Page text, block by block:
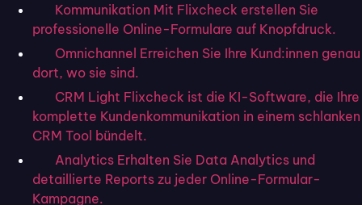
Kommunikation Mit Flixcheck erstellen Sie
professionelle Online-Formulare auf Knopfdruck.
Omnichannel Erreichen Sie Ihre Kund:innen genau
dort, wo sie sind.
CRM Light Flixcheck ist die KI-Software, die Ihre
komplette Kundenkommunikation in einem schlanken
CRM Tool bündelt.
Analytics Erhalten Sie Data Analytics und
detaillierte Reports zu jeder Online-Formular-
Kampagne.
Alternativ
kann eine abfotografierte Unterschrift
auf Papier als Bild in die Signaturzeile eingesetzt
werden.
Zu beachten ist allerdings: Eine auf diese
vorgestellten Arten eingefügte Unterschrift ist
nicht fälschungssicher
verändern oder kopieren. DasEinfügen einer
Unterschrift auf diese Weise eignet sich daher